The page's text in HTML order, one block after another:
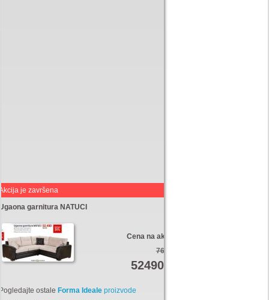
je završena
garnitura NATUCI
Cena na akciji:
76170
52490Din
ostale Forma Idealeproizvode